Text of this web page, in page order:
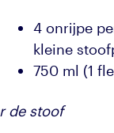
4 onrijpe
kleine
750 ml (1
de stoof